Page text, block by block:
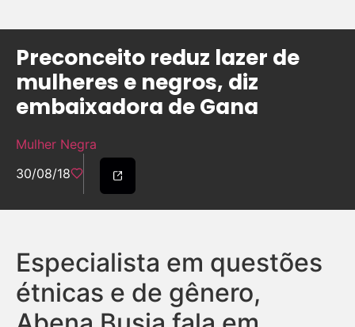
Preconceito reduz lazer de
mulheres e negros, diz
embaixadora de Gana
Mulher Negra
30/08/18
Especialista em questões
étnicas e de gênero,